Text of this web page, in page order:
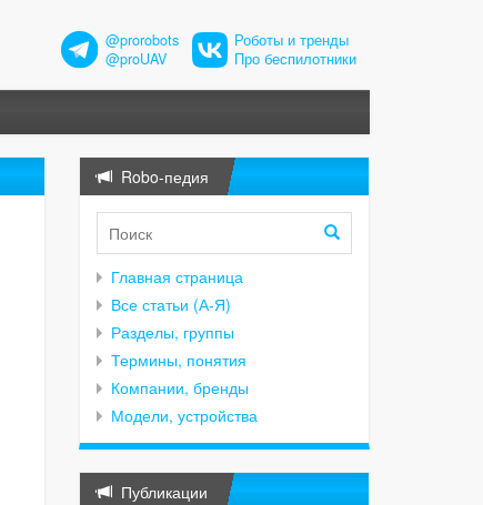
@prorobots
@proUAV
Роботы и тренды
Про беспилотники
Robo-педия
Главная страница
Все статьи (А-Я)
Разделы, группы
Термины, понятия
Компании, бренды
Модели, устройства
Публикации